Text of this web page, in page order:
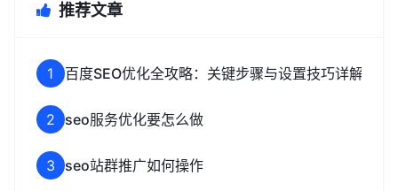
推荐文章
1 百度SEO优化全攻略：关键步骤与设置技巧详解
2 seo服务优化要怎么做
3 seo站群推广如何操作